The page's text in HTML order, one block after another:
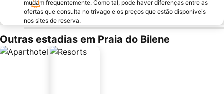
mudam frequentemente. Como tal, pode haver diferenças entre as
ofertas que consulta no trivago e os preços que estão disponíveis
nos sites de reserva.
Outras estadias em Praia do Bilene